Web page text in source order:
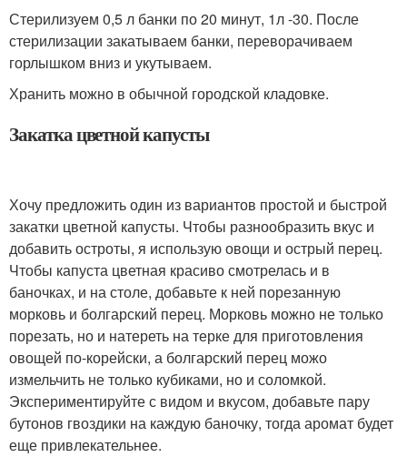
Стерилизуем 0,5 л банки по 20 минут, 1л -30. После
стерилизации закатываем банки, переворачиваем
горлышком вниз и укутываем.
Хранить можно в обычной городской кладовке.
Закатка цветной капусты
Хочу предложить один из вариантов простой и быстрой
закатки цветной капусты. Чтобы разнообразить вкус и
добавить остроты, я использую овощи и острый перец.
Чтобы капуста цветная красиво смотрелась и в
баночках, и на столе, добавьте к ней порезанную
морковь и болгарский перец. Морковь можно не только
порезать, но и натереть на терке для приготовления
овощей по-корейски, а болгарский перец можо
измельчить не только кубиками, но и соломкой.
Экспериментируйте с видом и вкусом, добавьте пару
бутонов гвоздики на каждую баночку, тогда аромат будет
еще привлекательнее.